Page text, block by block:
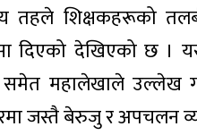
तहले शिक्षकहरूको
दिएको देखिएको छ ।
महालेखाले उल्लेख
जस्तै बेरुजु र अपचलन